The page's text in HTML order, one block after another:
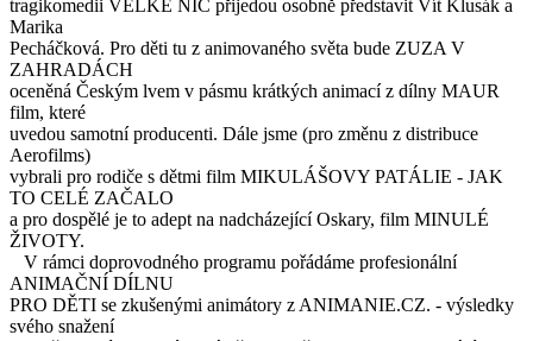
tragikomedii VELKÉ NIC přijedou osobně představit Vít Klusák a
Marika
Pecháčková. Pro děti tu z animovaného světa bude ZUZA V
ZAHRADÁCH
oceněná Českým lvem v pásmu krátkých animací z dílny MAUR
film, které
uvedou samotní producenti. Dále jsme (pro změnu z distribuce
Aerofilms)
vybrali pro rodiče s dětmi film MIKULÁŠOVY PATÁLIE - JAK
TO CELÉ ZAČALO
a pro dospělé je to adept na nadcházející Oskary, film MINULÉ
ŽIVOTY.
V rámci doprovodného programu pořádáme profesionální
ANIMAČNÍ DÍLNU
PRO DĚTI se zkušenými animátory z ANIMANIE.CZ. - výsledky
svého snažení